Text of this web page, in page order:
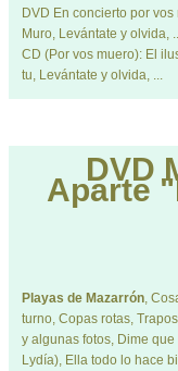
DVD En concierto por vos
Muro, Levántate y olvida,
CD (Por vos muero): El
tu, Levántate y olvida, ...
DVD
Aparte
Playas de Mazarrón,
turno, Copas rotas,
y algunas fotos, Dime
Lydía), Ella todo lo hace